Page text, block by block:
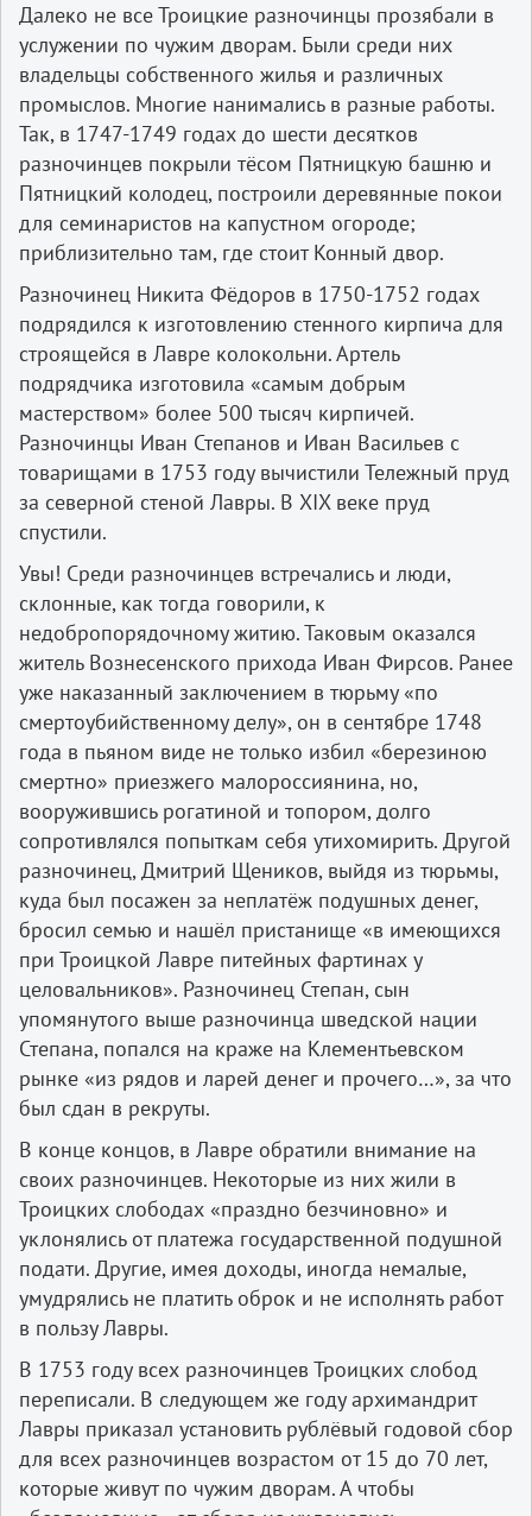
Далеко не все Троицкие разночинцы прозябали в
услужении по чужим дворам. Были среди них
владельцы собственного жилья и различных
промыслов. Многие нанимались в разные работы.
Так, в 1747-1749 годах до шести десятков
разночинцев покрыли тёсом Пятницкую башню и
Пятницкий колодец, построили деревянные покои
для семинаристов на капустном огороде;
приблизительно там, где стоит Конный двор.
Разночинец Никита Фёдоров в 1750-1752 годах
подрядился к изготовлению стенного кирпича для
строящейся в Лавре колокольни. Артель
подрядчика изготовила «самым добрым
мастерством» более 500 тысяч кирпичей.
Разночинцы Иван Степанов и Иван Васильев с
товарищами в 1753 году вычистили Тележный пруд
за северной стеной Лавры. В XIX веке пруд
спустили.
Увы! Среди разночинцев встречались и люди,
склонные, как тогда говорили, к
недобропорядочному житию. Таковым оказался
житель Вознесенского прихода Иван Фирсов. Ранее
уже наказанный заключением в тюрьму «по
смертоубийственному делу», он в сентябре 1748
года в пьяном виде не только избил «березиною
смертно» приезжего малороссиянина, но,
вооружившись рогатиной и топором, долго
сопротивлялся попыткам себя утихомирить. Другой
разночинец, Дмитрий Щеников, выйдя из тюрьмы,
куда был посажен за неплатёж подушных денег,
бросил семью и нашёл пристанище «в имеющихся
при Троицкой Лавре питейных фартинах у
целовальников». Разночинец Степан, сын
упомянутого выше разночинца шведской нации
Степана, попался на краже на Клементьевском
рынке «из рядов и ларей денег и прочего…», за что
был сдан в рекруты.
В конце концов, в Лавре обратили внимание на
своих разночинцев. Некоторые из них жили в
Троицких слободах «праздно безчиновно» и
уклонялись от платежа государственной подушной
подати. Другие, имея доходы, иногда немалые,
умудрялись не платить оброк и не исполнять работ
в пользу Лавры.
В 1753 году всех разночинцев Троицких слобод
переписали. В следующем же году архимандрит
Лавры приказал установить рублёвый годовой сбор
для всех разночинцев возрастом от 15 до 70 лет,
которые живут по чужим дворам. А чтобы